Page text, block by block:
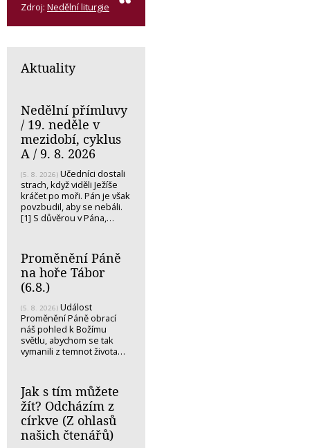
Zdroj: Nedělní liturgie
Aktuality
Nedělní přímluvy
/ 19. neděle v
mezidobí, cyklus
A / 9. 8. 2026
(5. 8. 2026) Učedníci dostali
strach, když viděli Ježíše
kráčet po moři. Pán je však
povzbudil, aby se nebáli.
[1] S důvěrou v Pána,…
Proměnění Páně
na hoře Tábor
(6.8.)
(5. 8. 2026) Událost
Proměnění Páně obrací
náš pohled k Božímu
světlu, abychom se tak
vymanili z temnot života…
Jak s tím můžete
žít? Odcházím z
církve (Z ohlasů
našich čtenářů)